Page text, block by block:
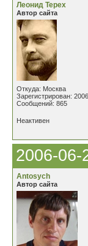
Леонид Терех
Автор сайта
Откуда: Москва
Зарегистрирован:
Сообщений: 865
Неактивен
2006-06-
Antosych
Автор сайта